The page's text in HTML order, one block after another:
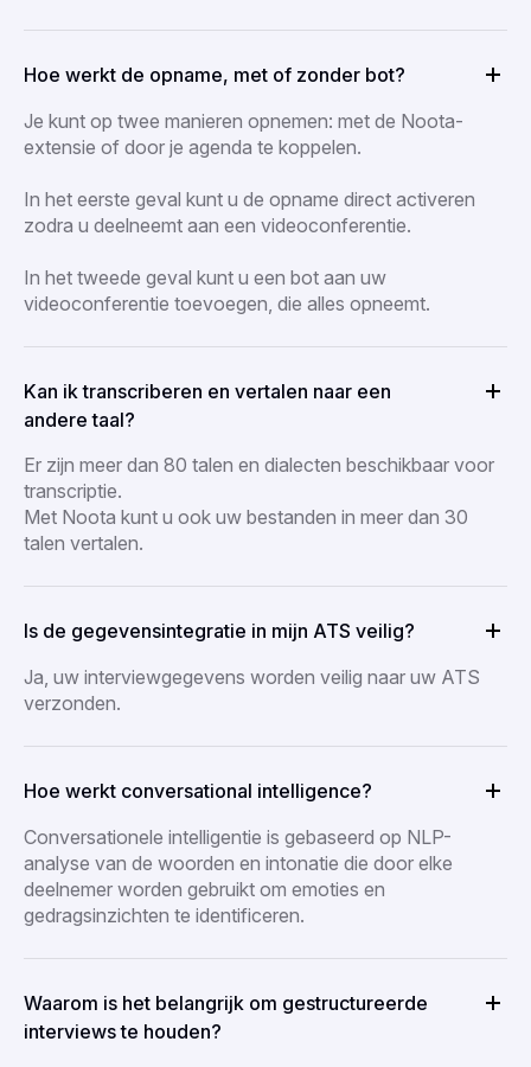
Hoe werkt de opname, met of zonder bot?
Je kunt op twee manieren opnemen: met de Noota-
extensie of door je agenda te koppelen.
In het eerste geval kunt u de opname direct activeren
zodra u deelneemt aan een videoconferentie.
In het tweede geval kunt u een bot aan uw
videoconferentie toevoegen, die alles opneemt.
Kan ik transcriberen en vertalen naar een
andere taal?
Er zijn meer dan 80 talen en dialecten beschikbaar voor
transcriptie.
Met Noota kunt u ook uw bestanden in meer dan 30
talen vertalen.
Is de gegevensintegratie in mijn ATS veilig?
Ja, uw interviewgegevens worden veilig naar uw ATS
verzonden.
Hoe werkt conversational intelligence?
Conversationele intelligentie is gebaseerd op NLP-
analyse van de woorden en intonatie die door elke
deelnemer worden gebruikt om emoties en
gedragsinzichten te identificeren.
Waarom is het belangrijk om gestructureerde
interviews te houden?